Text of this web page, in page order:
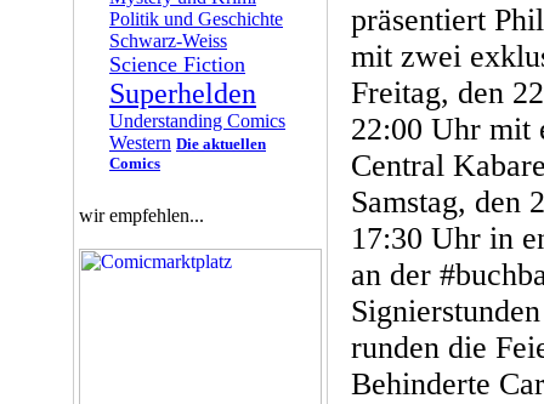
Politik und Geschichte
Schwarz-Weiss
Science Fiction
Superhelden
Understanding Comics
Western Die aktuellen
Comics
wir empfehlen...
präsentiert
mit zwei
Freitag, den
22:00 Uhr mit
Central
Samstag, den
17:30 Uhr in
an der
runden die
Behinderte